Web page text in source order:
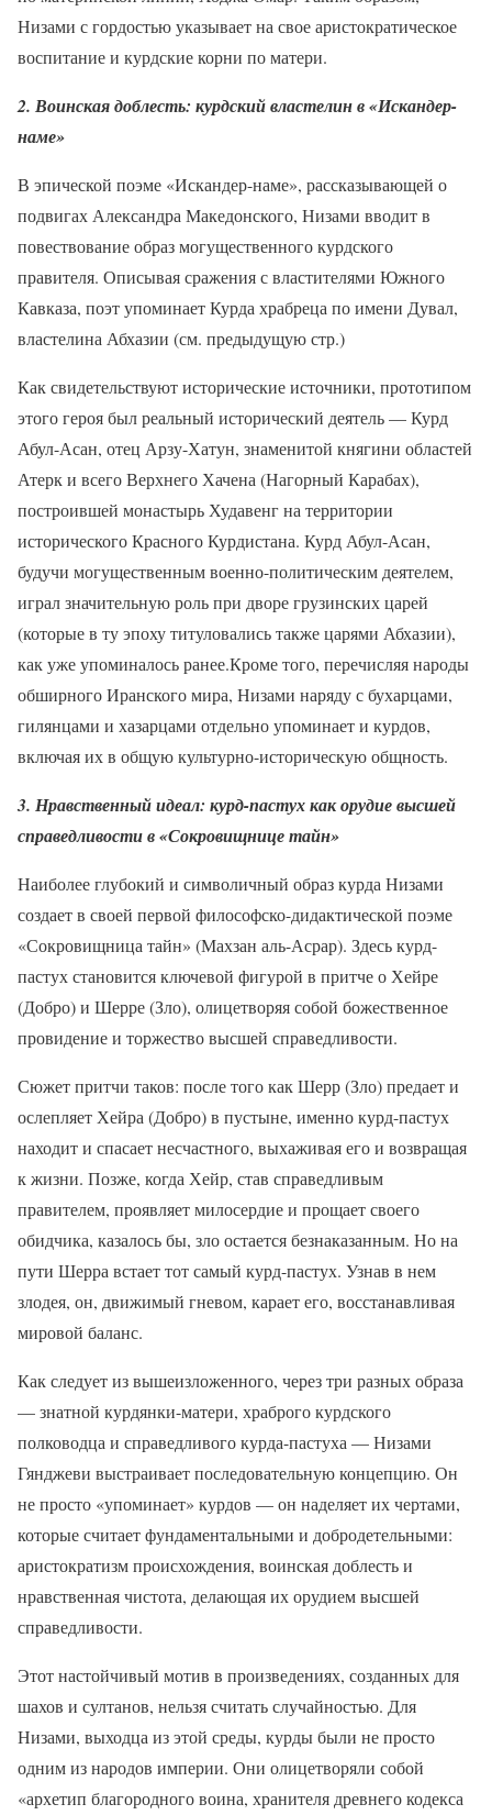
Низами с гордостью указывает на свое аристократическое
воспитание и курдские корни по матери.
2. Воинская доблесть: курдский властелин в «Искандер-
наме»
В эпической поэме «Искандер-наме», рассказывающей о
подвигах Александра Македонского, Низами вводит в
повествование образ могущественного курдского
правителя. Описывая сражения с властителями Южного
Кавказа, поэт упоминает Курда храбреца по имени Дувал,
властелина Абхазии (см. предыдущую стр.)
Как свидетельствуют исторические источники, прототипом
этого героя был реальный исторический деятель — Курд
Абул-Асан, отец Арзу-Хатун, знаменитой княгини областей
Атерк и всего Верхнего Хачена (Нагорный Карабах),
построившей монастырь Худавенг на территории
исторического Красного Курдистана. Курд Абул-Асан,
будучи могущественным военно-политическим деятелем,
играл значительную роль при дворе грузинских царей
(которые в ту эпоху титуловались также царями Абхазии),
как уже упоминалось ранее.Кроме того, перечисляя народы
обширного Иранского мира, Низами наряду с бухарцами,
гилянцами и хазарцами отдельно упоминает и курдов,
включая их в общую культурно-историческую общность.
3. Нравственный идеал: курд-пастух как орудие высшей
справедливости в «Сокровищнице тайн»
Наиболее глубокий и символичный образ курда Низами
создает в своей первой философско-дидактической поэме
«Сокровищница тайн» (Махзан аль-Асрар). Здесь курд-
пастух становится ключевой фигурой в притче о Хейре
(Добро) и Шерре (Зло), олицетворяя собой божественное
провидение и торжество высшей справедливости.
Сюжет притчи таков: после того как Шерр (Зло) предает и
ослепляет Хейра (Добро) в пустыне, именно курд-пастух
находит и спасает несчастного, выхаживая его и возвращая
к жизни. Позже, когда Хейр, став справедливым
правителем, проявляет милосердие и прощает своего
обидчика, казалось бы, зло остается безнаказанным. Но на
пути Шерра встает тот самый курд-пастух. Узнав в нем
злодея, он, движимый гневом, карает его, восстанавливая
мировой баланс.
Как следует из вышеизложенного, через три разных образа
— знатной курдянки-матери, храброго курдского
полководца и справедливого курда-пастуха — Низами
Гянджеви выстраивает последовательную концепцию. Он
не просто «упоминает» курдов — он наделяет их чертами,
которые считает фундаментальными и добродетельными:
аристократизм происхождения, воинская доблесть и
нравственная чистота, делающая их орудием высшей
справедливости.
Этот настойчивый мотив в произведениях, созданных для
шахов и султанов, нельзя считать случайностью. Для
Низами, выходца из этой среды, курды были не просто
одним из народов империи. Они олицетворяли собой
«архетип благородного воина, хранителя древнего кодекса